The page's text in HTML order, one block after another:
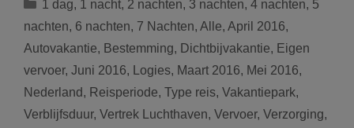
27/06
het
prachtige
Waddeneiland
Texel
1 dag, 1 nacht, 2 nachten, 3 nachten, 4 nachten, 5
nachten, 6 nachten, 7 Nachten, Alle, April 2016,
Autovakantie, Bestemming, Dichtbijvakantie, Eigen
vervoer, Juni 2016, Logies, Maart 2016, Mei 2016,
Nederland, Reisperiode, Type reis, Vakantiepark,
Verblijfsduur, Vertrek Luchthaven, Vervoer, Verzorging,